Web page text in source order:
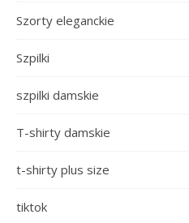
Szorty eleganckie
Szpilki
szpilki damskie
T-shirty damskie
t-shirty plus size
tiktok